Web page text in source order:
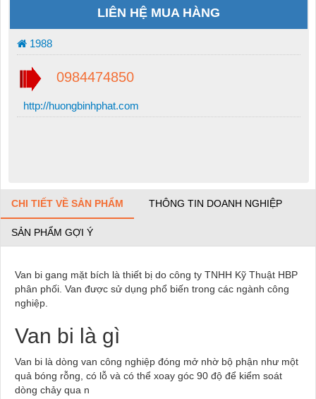
LIÊN HỆ MUA HÀNG
1988
0984474850
http://huongbinhphat.com
CHI TIẾT VỀ SẢN PHẨM THÔNG TIN DOANH NGHIỆP
SẢN PHẨM GỢI Ý
Van bi gang mặt bích là thiết bị do công ty TNHH Kỹ Thuật HBP
phân phối. Van được sử dụng phổ biến trong các ngành công
nghiệp.
Van bi là gì
Van bi là dòng van công nghiệp đóng mở nhờ bộ phận như một
quả bóng rỗng, có lỗ và có thể xoay góc 90 độ để kiểm soát
dòng chảy qua n